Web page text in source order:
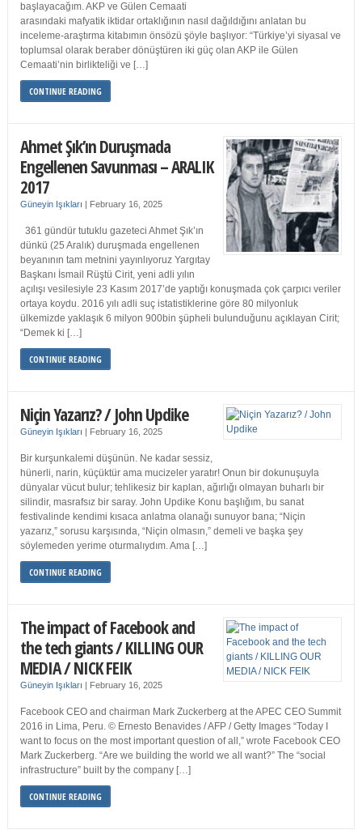
başlayacağım. AKP ve Gülen Cemaati
arasındaki mafyatik iktidar ortaklığının nasıl dağıldığını anlatan bu
inceleme-araştırma kitabımın önsözü şöyle başlıyor: “Türkiye’yi siyasal ve
toplumsal olarak beraber dönüştüren iki güç olan AKP ile Gülen
Cemaati’nin birlikteliği ve […]
CONTINUE READING
Ahmet Şık’ın Duruşmada
Engellenen Savunması – ARALIK
2017
Güneyin Işıkları | February 16, 2025
361 gündür tutuklu gazeteci Ahmet Şık’ın
dünkü (25 Aralık) duruşmada engellenen
beyanının tam metnini yayınlıyoruz Yargıtay
Başkanı İsmail Rüştü Cirit, yeni adli yılın
açılışı vesilesiyle 23 Kasım 2017’de yaptığı konuşmada çok çarpıcı veriler
ortaya koydu. 2016 yılı adli suç istatistiklerine göre 80 milyonluk
ülkemizde yaklaşık 6 milyon 900bin şüpheli bulunduğunu açıklayan Cirit;
“Demek ki […]
CONTINUE READING
Niçin Yazarız? / John Updike
Güneyin Işıkları | February 16, 2025
Bir kurşunkalemi düşünün. Ne kadar sessiz,
hünerli, narin, küçüktür ama mucizeler yaratır! Onun bir dokunuşuyla
dünyalar vücut bulur; tehlikesiz bir kaplan, ağırlığı olmayan buharlı bir
silindir, masrafsız bir saray. John Updike Konu başlığım, bu sanat
festivalinde kendimi kısaca anlatma olanağı sunuyor bana; “Niçin
yazarız,” sorusu karşısında, “Niçin olmasın,” demeli ve başka şey
söylemeden yerime oturmalıydım. Ama […]
CONTINUE READING
The impact of Facebook and
the tech giants / KILLING OUR
MEDIA / NICK FEIK
Güneyin Işıkları | February 16, 2025
Facebook CEO and chairman Mark Zuckerberg at the APEC CEO Summit
2016 in Lima, Peru. © Ernesto Benavides / AFP / Getty Images “Today I
want to focus on the most important question of all,” wrote Facebook CEO
Mark Zuckerberg. “Are we building the world we all want?” The “social
infrastructure” built by the company […]
CONTINUE READING